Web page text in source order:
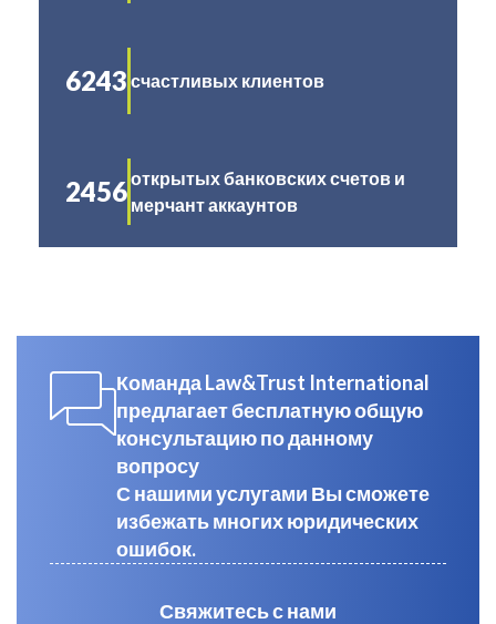
6243 счастливых клиентов
2456открытых банковских счетов и
мерчант аккаунтов
Команда Law&Trust International
предлагает бесплатную общую
консультацию по данному
вопросу
С нашими услугами Вы сможете
избежать многих юридических
ошибок.
Свяжитесь с нами